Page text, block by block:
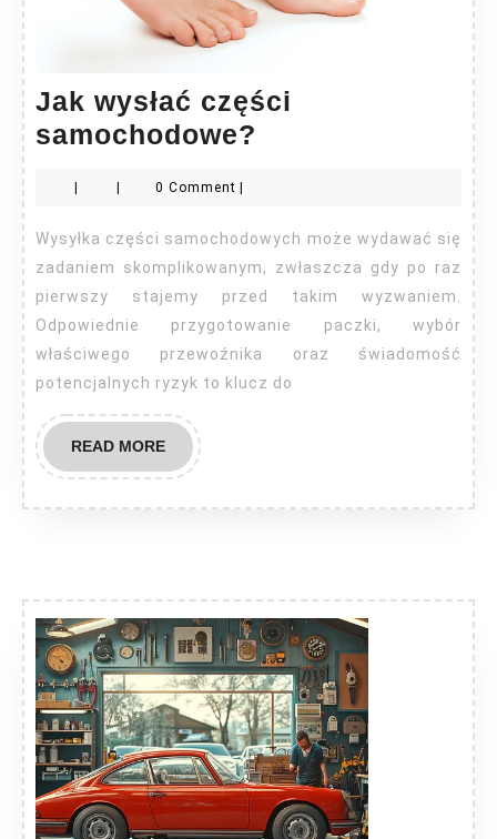
Jak wysłać części
samochodowe?
samochodowe?
| | 0 Comment |
Wysyłka części samochodowych może wydawać się
zadaniem skomplikowanym, zwłaszcza gdy po raz
pierwszy stajemy przed takim wyzwaniem.
Odpowiednie przygotowanie paczki, wybór
właściwego przewoźnika oraz świadomość
potencjalnych ryzyk to klucz do
READ MOREREAD
MORE